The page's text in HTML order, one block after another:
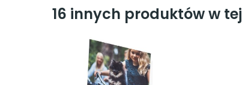
16 innych produktów w